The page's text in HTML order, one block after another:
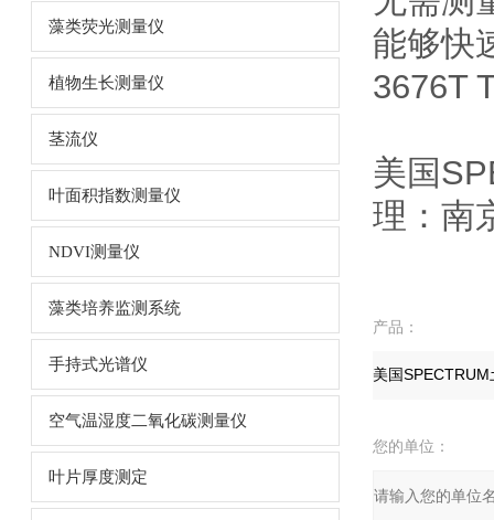
藻类荧光测量仪
植物生长测量仪
茎流仪
叶面积指数测量仪
NDVI测量仪
藻类培养监测系统
手持式光谱仪
空气温湿度二氧化碳测量仪
叶片厚度测定
能够快
3676T
美国
理：
产品：
您的单位：